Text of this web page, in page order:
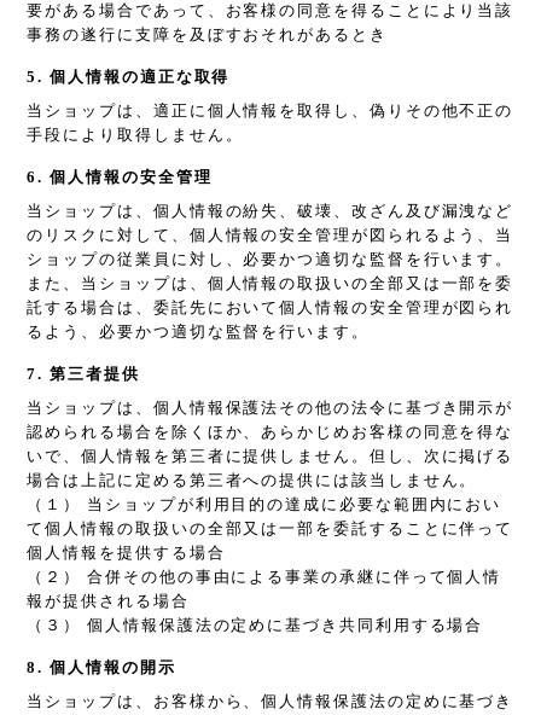
要がある場合であって、お客様の同意を得ることにより当該
事務の遂行に支障を及ぼすおそれがあるとき
5. 個人情報の適正な取得
当ショップは、適正に個人情報を取得し、偽りその他不正の
手段により取得しません。
6. 個人情報の安全管理
当ショップは、個人情報の紛失、破壊、改ざん及び漏洩など
のリスクに対して、個人情報の安全管理が図られるよう、当
ショップの従業員に対し、必要かつ適切な監督を行います。
また、当ショップは、個人情報の取扱いの全部又は一部を委
託する場合は、委託先において個人情報の安全管理が図られ
るよう、必要かつ適切な監督を行います。
7. 第三者提供
当ショップは、個人情報保護法その他の法令に基づき開示が
認められる場合を除くほか、あらかじめお客様の同意を得な
いで、個人情報を第三者に提供しません。但し、次に掲げる
場合は上記に定める第三者への提供には該当しません。
（１） 当ショップが利用目的の達成に必要な範囲内におい
て個人情報の取扱いの全部又は一部を委託することに伴って
個人情報を提供する場合
（２） 合併その他の事由による事業の承継に伴って個人情
報が提供される場合
（３） 個人情報保護法の定めに基づき共同利用する場合
8. 個人情報の開示
当ショップは、お客様から、個人情報保護法の定めに基づき